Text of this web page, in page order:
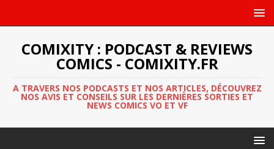
COMIXITY : PODCAST & REVIEWS
COMICS - COMIXITY.FR
A TRAVERS NOS PODCASTS ET NOS ARTICLES, DÉCOUVREZ
NOS AVIS ET CONSEILS SUR LES DERNIÈRES SORTIES ET
NEWS COMICS VO ET VF